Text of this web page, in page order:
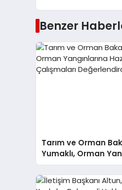
Benzer
Tarım ve Orman
Yumaklı, Orman
Hazırlık İçin
Değerlendirdi